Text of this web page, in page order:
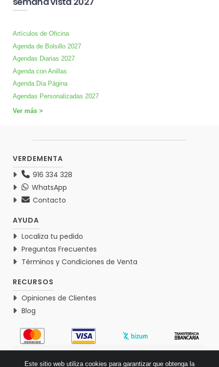
Artículos de Oficina
Agenda de Bolsillo 2027
Agendas Diarias 2027
Agenda con Anillas
Agenda Día Página
Agendas Personalizadas 2027
Ver más >
VERDEMENTA
916 334 328
WhatsApp
Contacto
AYUDA
Localiza tu pedido
Preguntas Frecuentes
Términos y Condiciones de Venta
RECURSOS
Opiniones de Clientes
Blog
Este sitio web utiliza cookies para garantizar que obtenga la